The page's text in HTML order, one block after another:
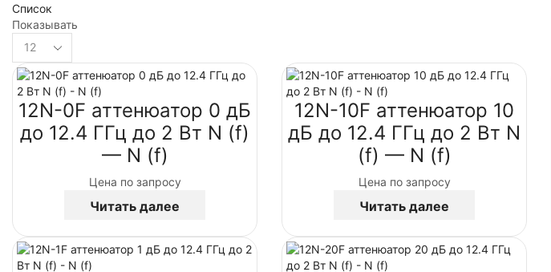
Список
Показывать
12N-0F аттенюатор 0 дБ
до 12.4 ГГц до 2 Вт N (f)
— N (f)
Цена по запросу
Читать далее
12N-10F аттенюатор 10
дБ до 12.4 ГГц до 2 Вт N
(f) — N (f)
Цена по запросу
Читать далее